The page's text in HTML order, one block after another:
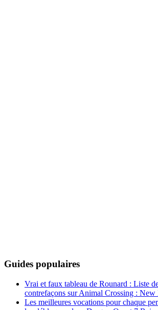
Guides populaires
Vrai et faux tableau de Rounard : Liste
contrefaçons sur Animal Crossing : New
Les meilleures vocations pour chaque